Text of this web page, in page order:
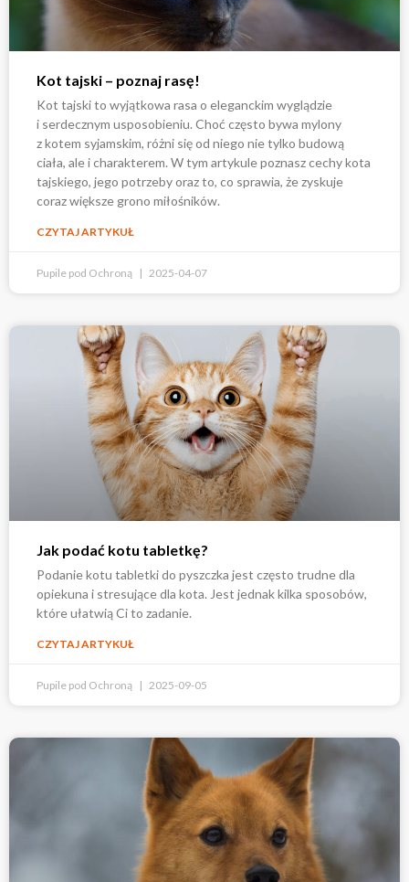
Kot tajski – poznaj rasę!
Kot tajski to wyjątkowa rasa o eleganckim wyglądzie
i serdecznym usposobieniu. Choć często bywa mylony
z kotem syjamskim, różni się od niego nie tylko budową
ciała, ale i charakterem. W tym artykule poznasz cechy kota
tajskiego, jego potrzeby oraz to, co sprawia, że zyskuje
coraz większe grono miłośników.
CZYTAJ ARTYKUŁ
Pupile pod Ochroną 2025-04-07
Jak podać kotu tabletkę?
Podanie kotu tabletki do pyszczka jest często trudne dla
opiekuna i stresujące dla kota. Jest jednak kilka sposobów,
które ułatwią Ci to zadanie.
CZYTAJ ARTYKUŁ
Pupile pod Ochroną 2025-09-05